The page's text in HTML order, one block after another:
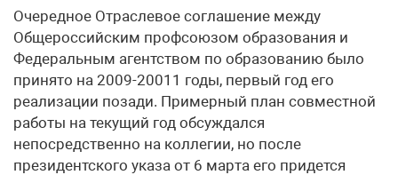
Очередное Отраслевое соглашение между
Общероссийским профсоюзом образования и
Федеральным агентством по образованию было
принято на 2009-20011 годы, первый год его
реализации позади. Примерный план совместной
работы на текущий год обсуждался
непосредственно на коллегии, но после
президентского указа от 6 марта его придется